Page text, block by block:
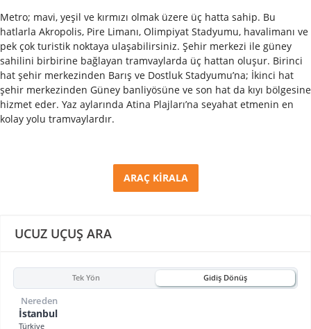
UCUZ UÇUŞ ARA
Tek Yön Gidiş Dönüş
İstanbul
Türkiye
Nereden
Metro; mavi, yeşil ve kırmızı olmak üzere üç hatta sahip. Bu
hatlarla Akropolis, Pire Limanı, Olimpiyat Stadyumu, havalimanı ve
pek çok turistik noktaya ulaşabilirsiniz. Şehir merkezi ile güney
sahilini birbirine bağlayan tramvaylarda üç hattan oluşur. Birinci
hat şehir merkezinden Barış ve Dostluk Stadyumu’na; İkinci hat
şehir merkezinden Güney banliyösüne ve son hat da kıyı bölgesine
hizmet eder. Yaz aylarında Atina Plajları’na seyahat etmenin en
kolay yolu tramvaylardır.
ARAÇ KİRALA